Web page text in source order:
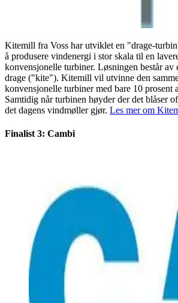
Kitemill fra Voss har utviklet en "drage-
å produsere vindenergi i stor skala til en
konvensjonelle turbiner. Løsningen består av
drage ("kite"). Kitemill vil utvinne den
konvensjonelle turbiner med bare 10 prosent
Samtidig når turbinen høyder der det blåser
det dagens vindmøller gjør. Les mer om
Finalist 3: Cambi